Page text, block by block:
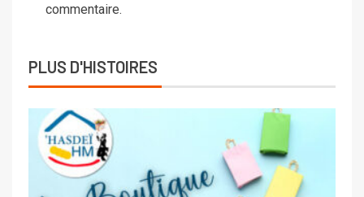
commentaire.
PLUS D'HISTOIRES